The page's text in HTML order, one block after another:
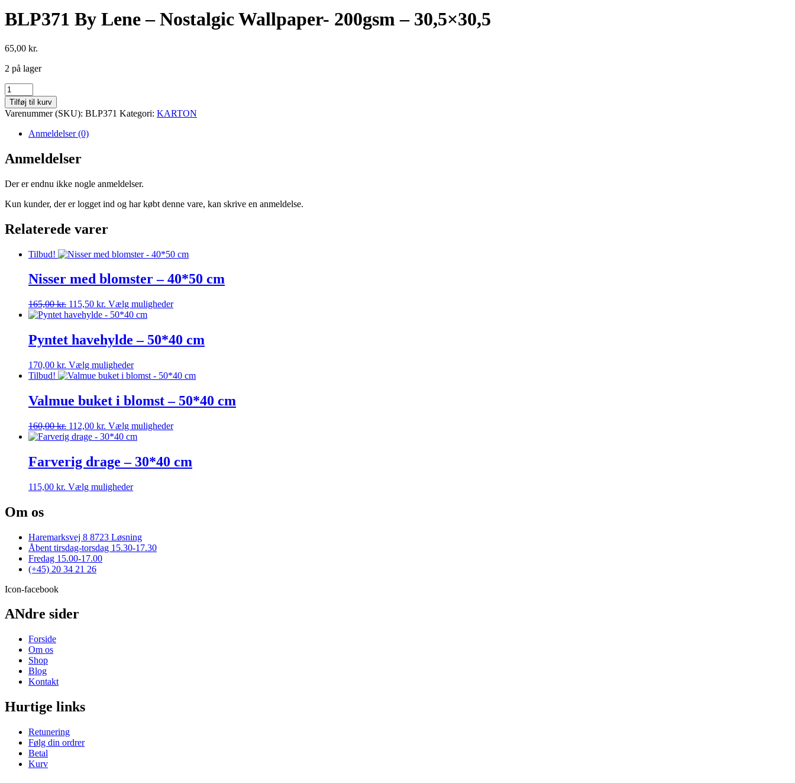
BLP371 By Lene – Nostalgic Wallpaper- 200gsm – 30,5×30,5
65,00 kr.
2 på lager
BLP371
By
Lene
Nostalgic
Wallpaper-
200gsm
-
antal
Tilføj til kurv
Varenummer (SKU): BLP371 Kategori: KARTON
Anmeldelser (0)
Anmeldelser
Der er endnu ikke nogle anmeldelser.
Kun kunder, der er logget ind og har købt denne vare, kan skrive en anmeldelse.
Relaterede varer
Tilbud!
Nisser med blomster – 40*50 cm
165,00kr. Den
oprindelige
var:
165,00 kr..
115,50 kr. Den
aktuelle
115,50 kr..
Vælg mulighederDette
flere
varianter.
vælges
varesiden
Pyntet havehylde – 50*40 cm
170,00 kr. Vælg mulighederDette
vare
flere
varianter.
kan
vælges
varesiden
Tilbud!
Valmue buket i blomst – 50*40 cm
160,00kr. Den
oprindelige
var:
160,00 kr..
112,00 kr. Den
aktuelle
er:
112,00 kr..
Vælg mulighederDette
varianter.
Farverig drage – 30*40 cm
115,00 kr. Vælg mulighederDette
Mulighederne
kan
Om os
Haremarksvej 8 8723 Løsning
Åbent tirsdag-torsdag 15.30-17.30
Fredag 15.00-17.00
(+45) 20 34 21 26
Icon-facebook
ANdre sider
Forside
Om os
Shop
Blog
Kontakt
Hurtige links
Retunering
Følg din ordrer
Betal
Kurv